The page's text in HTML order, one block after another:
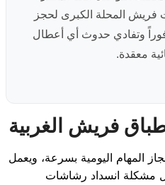
فريش المحلة الكبرى لحجز
وتفادي حدوث أي أعطال
معقدة.
فريش الغربية
المهام اليومية بسرعة، ويعمل
مشكلة انسداد رشاشات